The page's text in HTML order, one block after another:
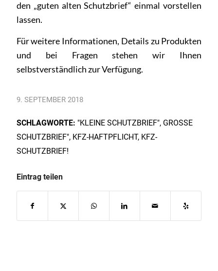
den „guten alten Schutzbrief“ einmal vorstellen
lassen.
Für weitere Informationen, Details zu Produkten
und bei Fragenstehen wir Ihnen
selbstverständlich zur Verfügung.
9. SEPTEMBER 2018
SCHLAGWORTE: "KLEINE SCHUTZBRIEF", GROSSE S
CHUTZBRIEF" , KFZ-HAFTPFLICHT, KFZ-
SCHUTZBRIEF!
Eintrag teilen